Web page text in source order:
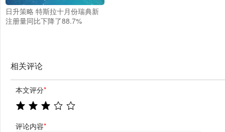
日升策略 特斯拉十月份瑞典新
注册量同比下降了88.7%
相关评论
本文评分*
评论内容*